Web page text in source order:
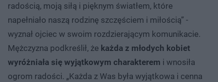
radością, moją siłą i pięknym światłem, które
napełniało naszą rodzinę szczęściem i miłością” -
wyznał ojciec w swoim rozdzierającym komunikacie.
Mężczyzna podkreślił, że każda z młodych kobiet
wyróżniała się wyjątkowym charakterem i wnosiła
ogrom radości. „Każda z Was była wyjątkowa i cenna